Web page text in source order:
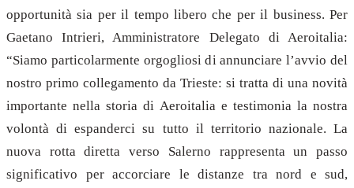
opportunità sia per il tempo libero che per il business. Per
Gaetano Intrieri, Amministratore Delegato di Aeroitalia:
“Siamo particolarmente orgogliosi di annunciare l’avvio del
nostro primo collegamento da Trieste: si tratta di una novità
importante nella storia di Aeroitalia e testimonia la nostra
volontà di espanderci su tutto il territorio nazionale. La
nuova rotta diretta verso Salerno rappresenta un passo
significativo per accorciare le distanze tra nord e sud,